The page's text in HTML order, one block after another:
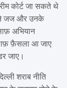
कोर्ट जा सकते थे
ने जज और उनके
अभियान
फ़ैसला आ जाए
जाए।
शराब नीति